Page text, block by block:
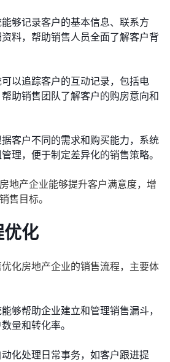
能够记录客户的基本信息、联系方
料，帮助销售人员全面了解客户背
可以追踪客户的互动记录，包括电
助销售团队了解客户的购房意向和
据客户不同的需求和购买能力，系统
理，便于制定差异化的销售策略。
地产企业能够提升客户满意度，增
售目标。
优化
化房地产企业的销售流程，主要体
够帮助企业建立和管理销售漏斗，
量和转化率。
动化处理日常事务，如客户跟进提